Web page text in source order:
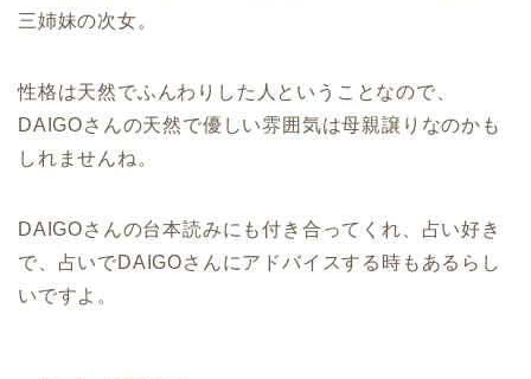
三姉妹の次女。
性格は天然でふんわりした人ということなので、
DAIGOさんの天然で優しい雰囲気は母親譲りなのかも
しれませんね。
DAIGOさんの台本読みにも付き合ってくれ、占い好き
で、占いでDAIGOさんにアドバイスする時もあるらし
いですよ。